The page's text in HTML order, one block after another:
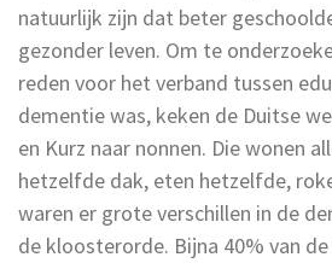
natuurlijk zijn dat beter
gezonder leven. Om te
reden voor het verband tussen
dementie was, keken de Duitse
en Kurz naar nonnen. Die wonen
hetzelfde dak, eten hetzelfde,
waren er grote verschillen in de
de kloosterorde. Bijna 40% van